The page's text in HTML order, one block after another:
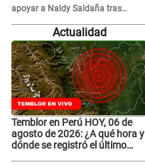
apoyar a Naldy Saldaña tras
denuncia en 'La Bella Luz': "¿Te
comieron la lengua?"
Actualidad
Temblor en Perú HOY, 06 de
agosto de 2026: ¿A qué hora y
dónde se registró el último